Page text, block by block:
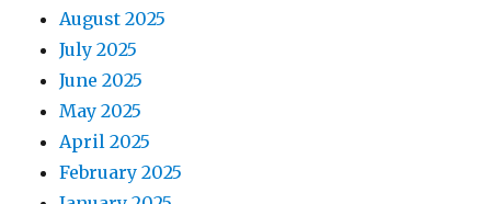
August 2025
July 2025
June 2025
May 2025
April 2025
February 2025